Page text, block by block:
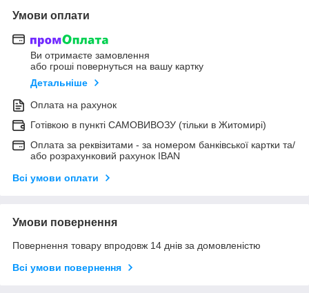
Умови оплати
Ви отримаєте замовлення
або гроші повернуться на вашу картку
Детальніше
Оплата на рахунок
Готівкою в пункті САМОВИВОЗУ (тільки в Житомирі)
Оплата за реквізитами - за номером банківської картки та/
або розрахунковий рахунок IBAN
Всі умови оплати
Умови повернення
Повернення товару впродовж 14 днів за домовленістю
Всі умови повернення